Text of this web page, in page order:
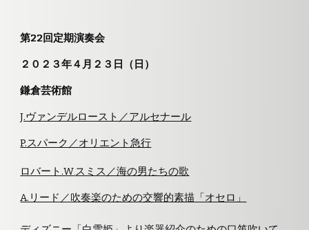
第22回定期演奏会
２０２３年４月２３日（日）
鎌倉芸術館
J.ヴァンデルロースト／アルセナール
P.スパーク／オリエント急行
ロバート.W.スミス／海の男たちの歌
A.リード／吹奏楽のための交響的素描「オセロ」